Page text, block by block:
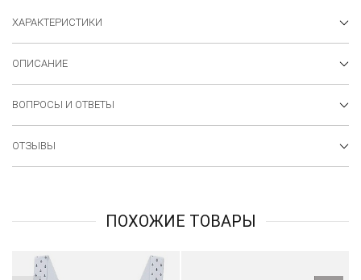
ХАРАКТЕРИСТИКИ
ОПИСАНИЕ
ВОПРОСЫ И ОТВЕТЫ
ОТЗЫВЫ
ПОХОЖИЕ ТОВАРЫ